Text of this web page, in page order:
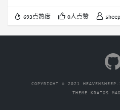
Bound），从而实现更安全、
clip项是不够的，因为它在某
693点热度 0人点赞 sheep
COPYRIGHT © 2021
THEME KRATOS